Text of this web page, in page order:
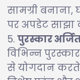
सामग्री
पर अपडेट साझा
पुरस्कार
विभिन्न
से योगदान